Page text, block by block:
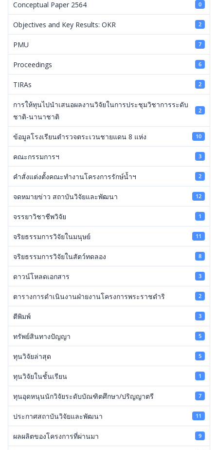
Conceptual Paper 2564 0
Objectives and Key Results: OKR 2
PMU 7
Proceedings 6
TIRAs 2
การให้ทุนไปนำเสนอผลงานวิจัยในการประชุมวิชาการระดับ
ชาติ-นานาชาติ
2
ข้อมูลโรงเรียนตำรวจตระเวนชายแดน 8 แห่ง 10
คณะกรรมการฯ 3
คำสั่งแต่งตั้งคณะทำงานโครงการรักษ์น้ำฯ 2
จดหมายข่าว สถาบันวิจัยและพัฒนา 12
จรรยาวิชาชีพวิจัย 1
จริยธรรมการวิจัยในมนุษย์ 11
จริยธรรมการวิจัยในสัตว์ทดลอง 8
ดาวน์โหลดเอกสาร 3
ตารางการดำเนินงานฝ่ายงานโครงการพระราชดำริ 2
ตีพิมพ์ 3
ทรัพย์สินทางปัญญา 5
ทุนวิจัยล่าสุด 5
ทุนวิจัยในชั้นเรียน 1
ทุนอุดหนุนนักวิจัยระดับบัณฑิตศึกษา/ปริญญาตรี 7
ประกาศสถาบันวิจัยและพัฒนา 11
ผลผลิตของโครงการที่ผ่านมา 9